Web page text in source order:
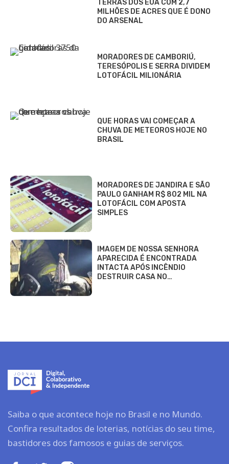
TERRAS DOS EUA COM 2,7
MILHÕES DE ACRES QUE É DONO
DO ARSENAL
MORADORES DE CAMBORIÚ,
TERESÓPOLIS E SERRA DIVIDEM
LOTOFÁCIL MILIONÁRIA
QUE HORAS VAI COMEÇAR A
CHUVA DE METEOROS HOJE NO
BRASIL
MORADORES DE JANDIRA E SÃO
PAULO GANHAM R$ 802 MIL NA
LOTOFÁCIL COM APOSTA
SIMPLES
IMAGEM DE NOSSA SENHORA
APARECIDA É ENCONTRADA
INTACTA APÓS INCÊNDIO
DESTRUIR CASA NO…
Saiba o que acontece hoje no Brasil e no Mundo.
Confira resultados de loterias, notícias do seu time,
bastidores dos famosos e guias de serviços.